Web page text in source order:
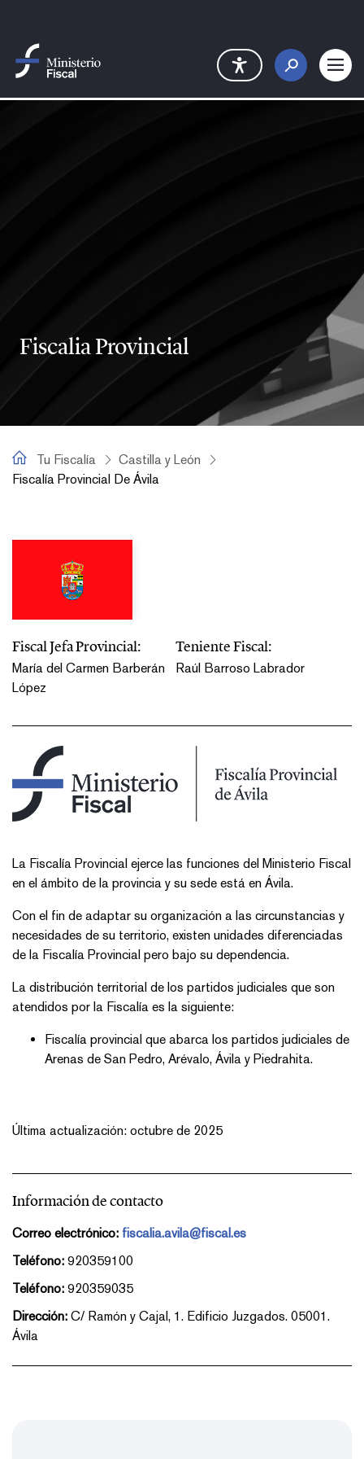
Fiscalia Provincial
Tu Fiscalía
Tu Fiscalía
Castilla y León
Fiscalía Provincial De Ávila
Fiscal Jefa Provincial:
María del Carmen Barberán
López
Teniente Fiscal:
Raúl Barroso Labrador
La Fiscalía Provincial ejerce las funciones del Ministerio Fiscal
en el ámbito de la provincia y su sede está en Ávila.
Con el fin de adaptar su organización a las circunstancias y
necesidades de su territorio, existen unidades diferenciadas
de la Fiscalía Provincial pero bajo su dependencia.
La distribución territorial de los partidos judiciales que son
atendidos por la Fiscalía es la siguiente:
Fiscalía provincial que abarca los partidos judiciales de
Arenas de San Pedro, Arévalo, Ávila y Piedrahita.
Última actualización: octubre de 2025
Información de contacto
Correo electrónico: fiscalia.avila@fiscal.es
Teléfono: 920359100
Teléfono: 920359035
Dirección: C/ Ramón y Cajal, 1. Edificio Juzgados. 05001.
Ávila